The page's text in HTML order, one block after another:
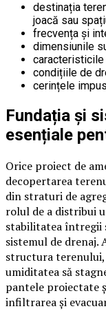
destinația
joacă sau
frecvența și
dimensiunile
condițiile de
cerințele
Fundația și
esențiale
Orice proiect de
decopertarea
din straturi de
rolul de a distribui
stabilitatea întregii
sistemul de drenaj.
structura terenului,
umiditatea să
pantele proiectate
infiltrarea și